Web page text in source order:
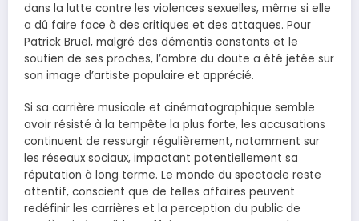
dans la lutte contre les violences sexuelles, même si elle
a dû faire face à des critiques et des attaques. Pour
Patrick Bruel, malgré des démentis constants et le
soutien de ses proches, l’ombre du doute a été jetée sur
son image d’artiste populaire et apprécié.
Si sa carrière musicale et cinématographique semble
avoir résisté à la tempête la plus forte, les accusations
continuent de ressurgir régulièrement, notamment sur
les réseaux sociaux, impactant potentiellement sa
réputation à long terme. Le monde du spectacle reste
attentif, conscient que de telles affaires peuvent
redéfinir les carrières et la perception du public de